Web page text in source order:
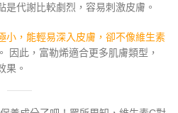
代謝比較劇烈，容易刺激皮膚。
小，能輕易深入皮膚，卻不像維生素
。 因此，富勒烯適合更多肌膚類型，
果。